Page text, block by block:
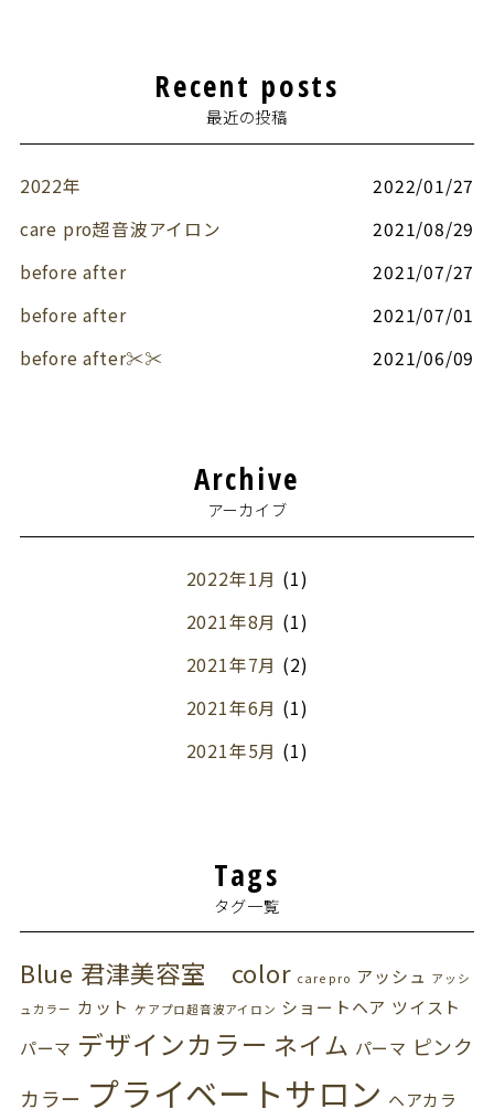
Recent posts
最近の投稿
2022年
2022/01/27
care pro超音波アイロン
2021/08/29
before after
2021/07/27
before after
2021/07/01
before after✂︎✂︎
2021/06/09
Archive
アーカイブ
2022年1月 (1)
2021年8月 (1)
2021年7月 (2)
2021年6月 (1)
2021年5月 (1)
2021年1月
Tags
タグ一覧
Blue 君津美容室 color care pro アッシュ アッシ
ュカラー カット ケアプロ超音波アイロン ショートヘア ツイスト
パーマ デザインカラー ネイム パーマ ピンク
カラー プライベートサロン ヘアカラ